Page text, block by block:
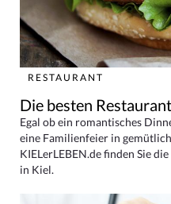
RESTAURANT
Die besten
Egal ob ein romantisches
eine Familienfeier in
KIELerLEBEN.de finden Sie
in Kiel.